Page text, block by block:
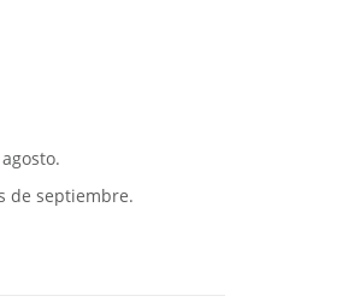
de septiembre.